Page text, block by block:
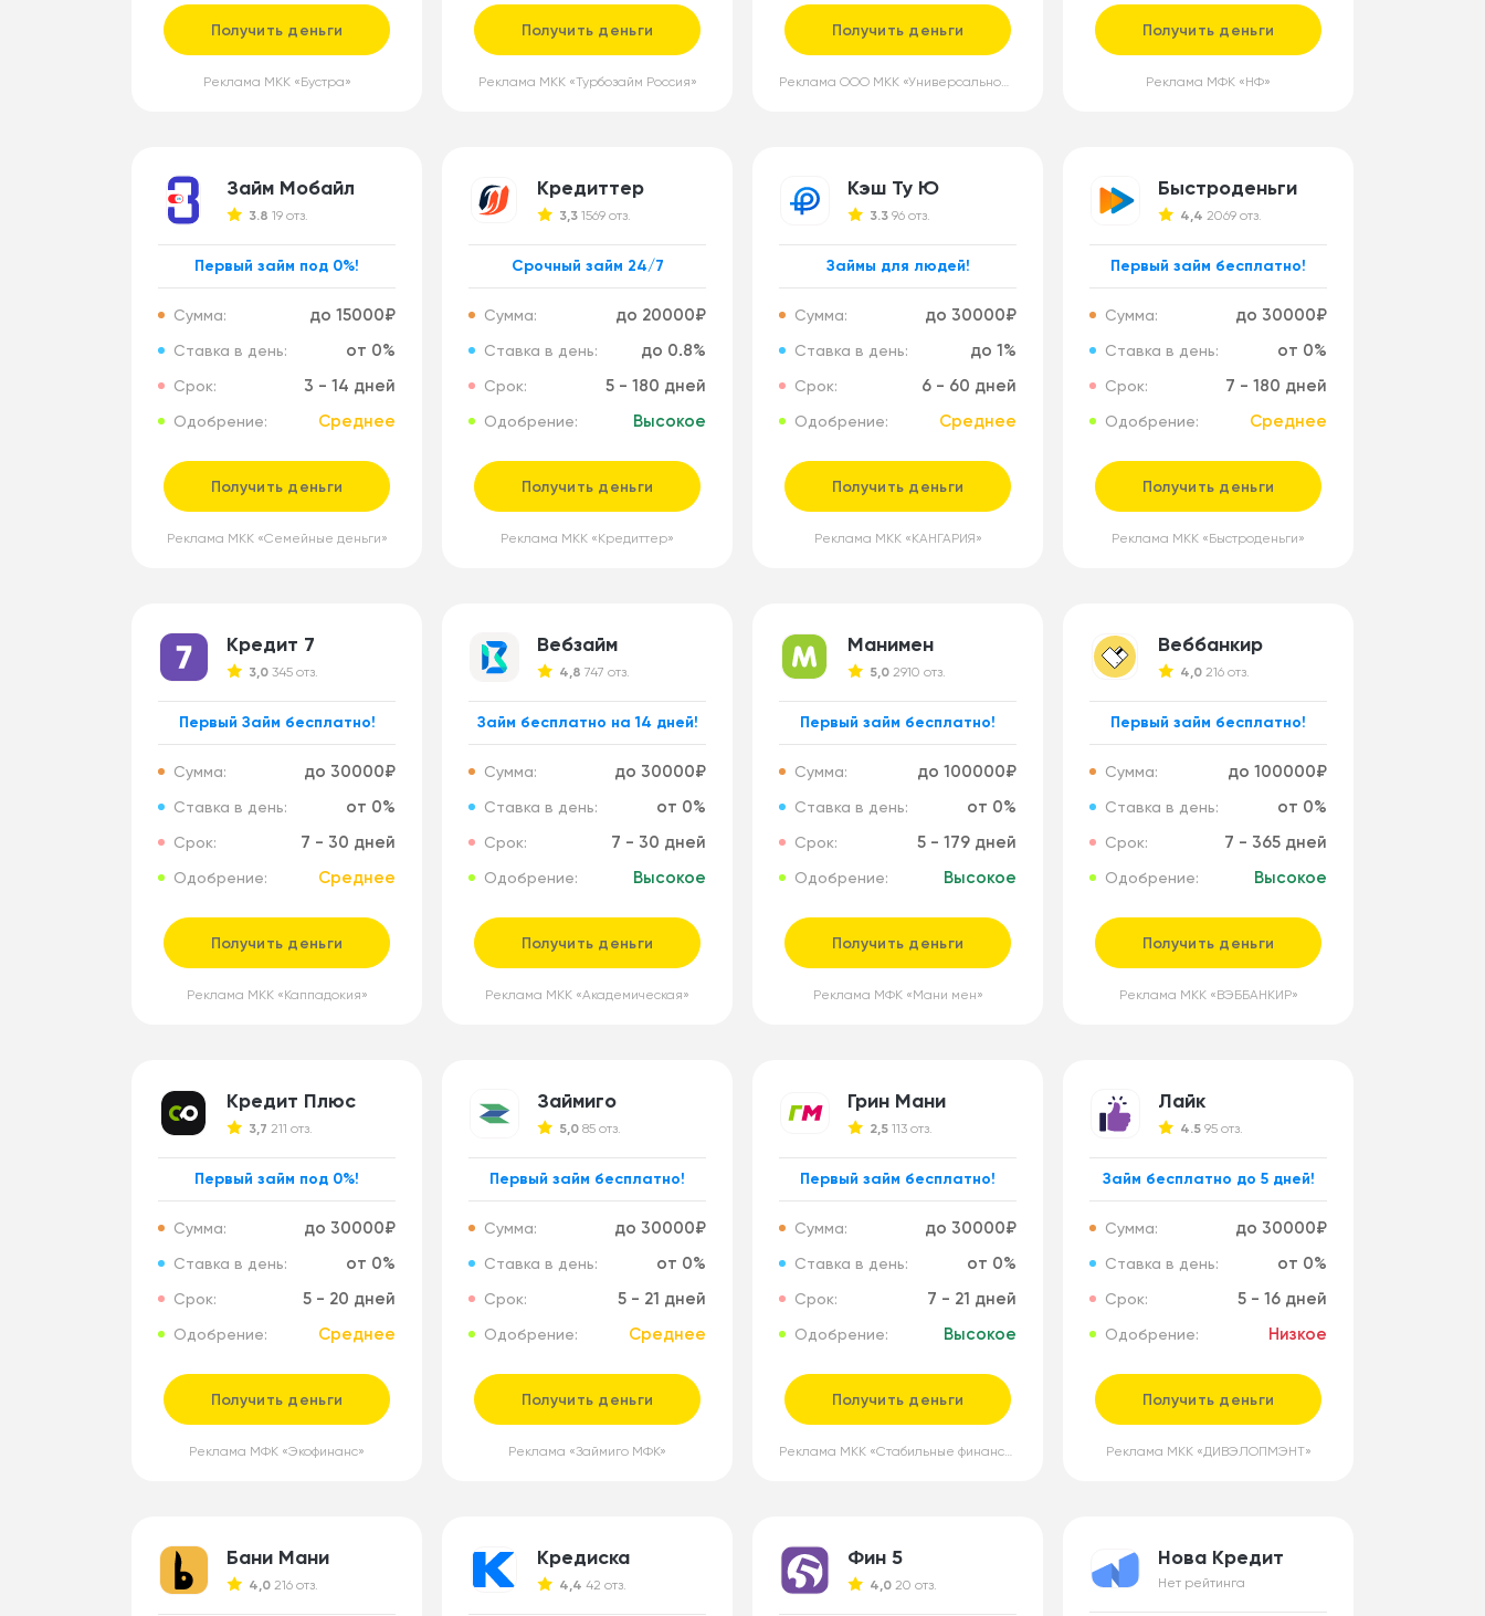
Получить деньги
Реклама МКК «Бустра»
Получить деньги
Реклама МКК «Турбозайм Россия»
Получить деньги
Реклама ООО МКК «Универсальное Финансирование»
Получить деньги
Реклама МФК «НФ»
Займ Мобайл
3.8 19 отз.
Первый займ под 0%!
Сумма: до 15000₽
Ставка в день: от 0%
Срок: 3 - 14 дней
Одобрение: Среднее
Получить деньги
Реклама МКК «Семейные деньги»
Кредиттер
3,3 1569 отз.
Срочный займ 24/7
Сумма: до 20000₽
Ставка в день: до 0.8%
Срок: 5 - 180 дней
Одобрение: Высокое
Получить деньги
Реклама МКК «Кредиттер»
Кэш Ту Ю
3.3 96 отз.
Займы для людей!
Сумма: до 30000₽
Ставка в день: до 1%
Срок: 6 - 60 дней
Одобрение: Среднее
Получить деньги
Реклама МКК «КАНГАРИЯ»
Быстроденьги
4,4 2069 отз.
Первый займ бесплатно!
Сумма: до 30000₽
Ставка в день: от 0%
Срок: 7 - 180 дней
Одобрение: Среднее
Получить деньги
Реклама МКК «Быстроденьги»
Кредит 7
3,0 345 отз.
Первый Займ бесплатно!
Сумма: до 30000₽
Ставка в день: от 0%
Срок: 7 - 30 дней
Одобрение: Среднее
Получить деньги
Реклама МКК «Каппадокия»
Вебзайм
4,8 747 отз.
Займ бесплатно на 14 дней!
Сумма: до 30000₽
Ставка в день: от 0%
Срок: 7 - 30 дней
Одобрение: Высокое
Получить деньги
Реклама МКК «Академическая»
Манимен
5,0 2910 отз.
Первый займ бесплатно!
Сумма: до 100000₽
Ставка в день: от 0%
Срок: 5 - 179 дней
Одобрение: Высокое
Получить деньги
Реклама МФК «Мани мен»
Веббанкир
4,0 216 отз.
Первый займ бесплатно!
Сумма: до 100000₽
Ставка в день: от 0%
Срок: 7 - 365 дней
Одобрение: Высокое
Получить деньги
Реклама МКК «ВЭББАНКИР»
Кредит Плюс
3,7 211 отз.
Первый займ под 0%!
Сумма: до 30000₽
Ставка в день: от 0%
Срок: 5 - 20 дней
Одобрение: Среднее
Получить деньги
Реклама МФК «Экофинанс»
Займиго
5,0 85 отз.
Первый займ бесплатно!
Сумма: до 30000₽
Ставка в день: от 0%
Срок: 5 - 21 дней
Одобрение: Среднее
Получить деньги
Реклама «Займиго МФК»
Грин Мани
2,5 113 отз.
Первый займ бесплатно!
Сумма: до 30000₽
Ставка в день: от 0%
Срок: 7 - 21 дней
Одобрение: Высокое
Получить деньги
Реклама МКК «Стабильные финансы»
Лайк
4.5 95 отз.
Займ бесплатно до 5 дней!
Сумма: до 30000₽
Ставка в день: от 0%
Срок: 5 - 16 дней
Одобрение: Низкое
Получить деньги
Реклама МКК «ДИВЭЛОПМЭНТ»
Бани Мани
4,0 216 отз.
Кредиска
4,4 42 отз.
Фин 5
4,0 20 отз.
Нова Кредит
Нет рейтинга